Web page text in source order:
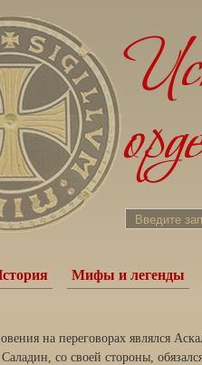
Мифы и легенды
на переговорах являлся
Саладин, со своей стороны,